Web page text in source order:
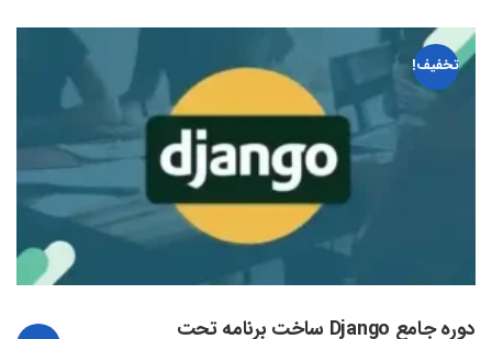
تخفیف!
دوره جامع Django ساخت برنامه تحت